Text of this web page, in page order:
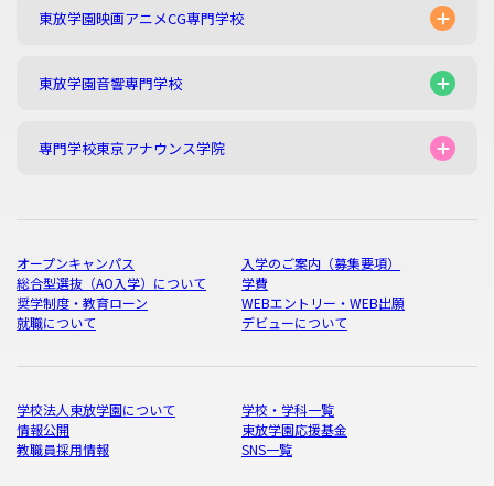
東放学園映画アニメCG専門学校
東放学園音響専門学校
専門学校東京アナウンス学院
オープンキャンパス
入学のご案内（募集要項）
総合型選抜（AO入学）について
学費
奨学制度・教育ローン
WEBエントリー・WEB出願
就職について
デビューについて
学校法人東放学園について
学校・学科一覧
情報公開
東放学園応援基金
教職員採用情報
SNS一覧